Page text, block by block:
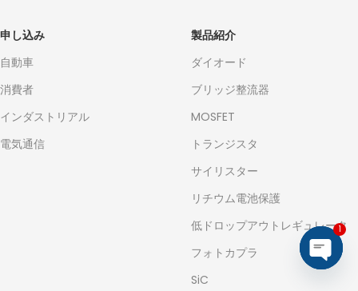
申し込み
自動車
消費者
インダストリアル
電気通信
製品紹介
ダイオード
ブリッジ整流器
MOSFET
トランジスタ
サイリスター
リチウム電池保護
低ドロップアウトレギュレータ
フォトカプラ
SiC
1